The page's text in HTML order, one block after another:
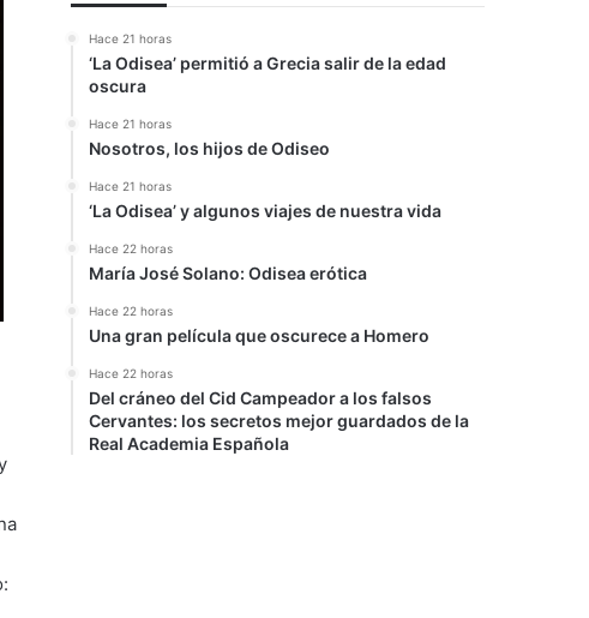
Hace 21 horas
‘La Odisea’ permitió a Grecia salir de la edad
oscura
Hace 21 horas
Nosotros, los hijos de Odiseo
Hace 21 horas
‘La Odisea’ y algunos viajes de nuestra vida
Hace 22 horas
María José Solano: Odisea erótica
Hace 22 horas
Una gran película que oscurece a Homero
Hace 22 horas
Del cráneo del Cid Campeador a los falsos
Cervantes: los secretos mejor guardados de la
Real Academia Española